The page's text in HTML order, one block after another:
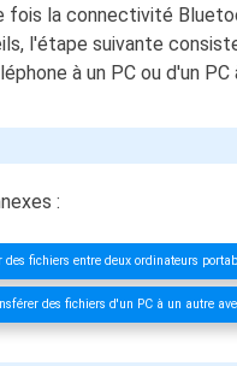
fois la connectivité
l'étape suivante
à un PC ou d'un
:
des fichiers entre deux ordinateurs
des fichiers d'un PC à un autre